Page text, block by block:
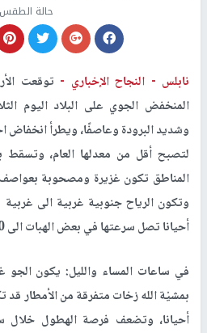
حالة الطقس
نابلس - النجاح الإخباري - توقعت
المنخفض الجوي على البلاد اليوم
وشديد البرودة وعاصفًا، ويطرأ انخفاض
لتصبح أقل من معدلها العام، وتسقط
المناطق تكون غزيرة ومصحوبة بعواصف
وتكون الرياح جنوبية غربية الى
أحيانا تصل سرعتها في بعض الهبات الى 80 كم/ ساعة والبحر مائجا.
في ساعات المساء والليل: يكون الجو
بمشيْة الله زخات متفرقة من الأمطار
أحيانا، وتضعف فرصة الهطول خلال